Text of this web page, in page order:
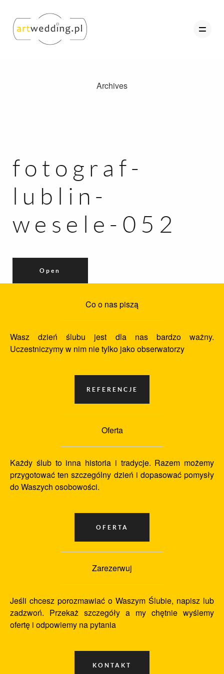
Kontakt
Strefa Klienta
Archives
fotograf-
lublin-
wesele-052
Open
Co o nas piszą
Wasz dzień ślubu jest dla nas bardzo ważny.
Uczestniczymy w nim nie tylko jako obserwatorzy
Oferta
Każdy ślub to inna historia i tradycje. Razem możemy
przygotować ten szczególny dzień i dopasować pomysły
do Waszych osobowości.
Zarezerwuj
Jeśli chcesz porozmawiać o Waszym Ślubie, napisz lub
zadzwoń. Przekaż szczegóły a my chętnie wyślemy
ofertę i odpowiemy na pytania